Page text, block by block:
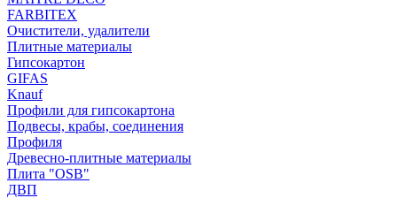
FARBITEX
Очистители, удалители
Плитные материалы
Гипсокартон
GIFAS
Knauf
Профили для гипсокартона
Подвесы, крабы, соединения
Профиля
Древесно-плитные материалы
Плита "OSB"
ДВП